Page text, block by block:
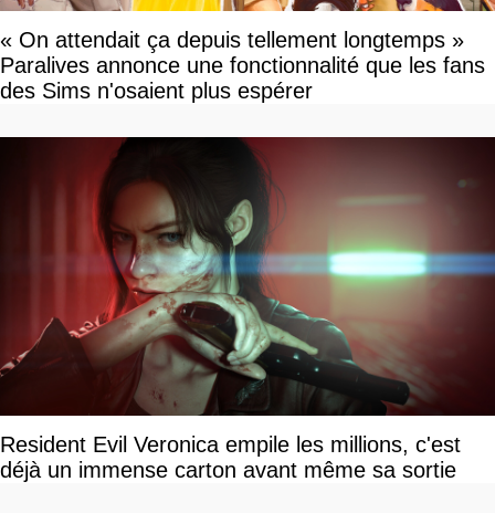
« On attendait ça depuis tellement longtemps »
Paralives annonce une fonctionnalité que les fans
des Sims n'osaient plus espérer
Resident Evil Veronica empile les millions, c'est
déjà un immense carton avant même sa sortie